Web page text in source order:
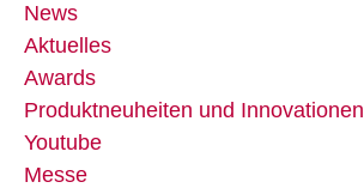
News
Aktuelles
Awards
Produktneuheiten und Innovationen
Youtube
Messe